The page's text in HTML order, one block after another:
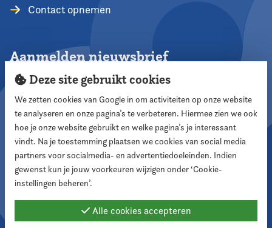
Contact opnemen
Aanmelden nieuwsbrief
Aanmelden
Volg ons
Deze site gebruikt cookies
We zetten cookies van Google in om activiteiten op onze website
te analyseren en onze pagina’s te verbeteren. Hiermee zien we ook
hoe je onze website gebruikt en welke pagina’s je interessant
vindt. Na je toestemming plaatsen we cookies van social media
partners voor socialmedia- en advertentiedoeleinden. Indien
gewenst kun je jouw voorkeuren wijzigen onder ‘Cookie-
instellingen beheren’.
Alle cookies accepteren